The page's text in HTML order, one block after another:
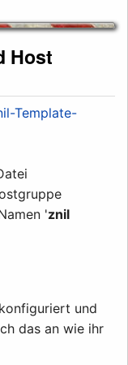
Host
Template-
'znil
und
das an wie ihr